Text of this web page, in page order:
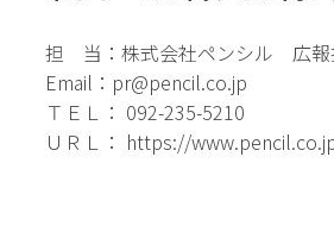
担 当：株式会社ペンシル 広報
Email： pr@pencil.co.jp
ＴＥＬ： 092-235-5210
ＵＲＬ： https://